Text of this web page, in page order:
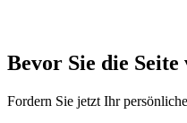
Bevor Sie die Seite
Fordern Sie jetzt Ihr